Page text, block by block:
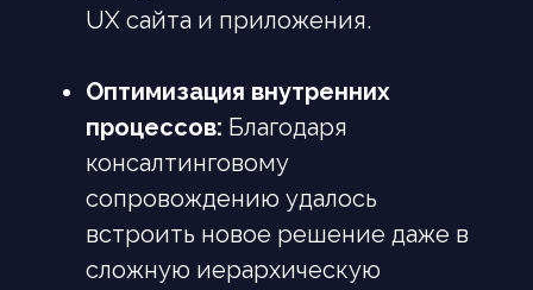
Оптимизация внутренних
процессов:
UX сайта и приложения.
Оптимизация внутренних
процессов: Благодаря
консалтинговому
сопровождению удалось
встроить новое решение даже в
сложную иерархическую
Оставляя свои персональные данные на нашем
Политикой конфиденциальности и даете свое
Согласие на обработку персональных данных
Согласен на получение рекламно-